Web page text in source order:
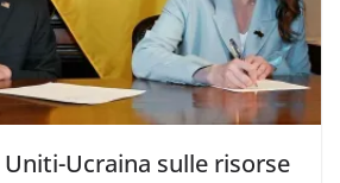
Ucraina sulle risorse